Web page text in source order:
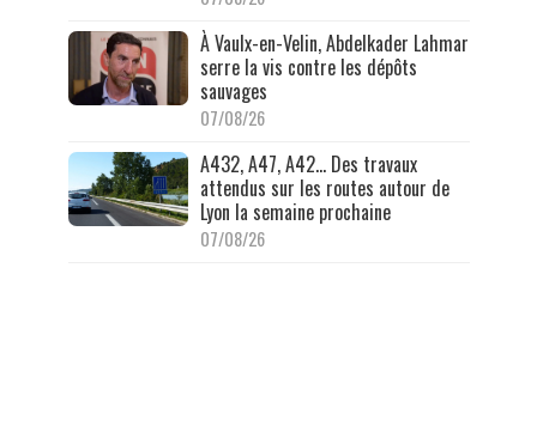
À Vaulx-en-Velin, Abdelkader Lahmar
serre la vis contre les dépôts
sauvages
07/08/26
A432, A47, A42… Des travaux
attendus sur les routes autour de
Lyon la semaine prochaine
07/08/26